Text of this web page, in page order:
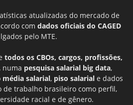
atualizadas do mercado de
com dados oficiais do CAGED
pelo MTE.
todos os CBOs, cargos, profissões,
numa pesquisa salarial big data,
média salarial, piso salarial e dados
de trabalho brasileiro como perfil,
racial e de gênero.